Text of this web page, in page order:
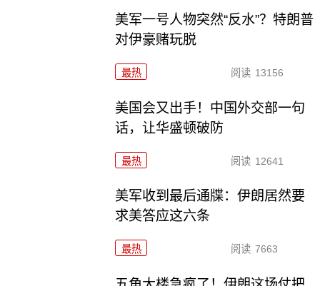
美军一号人物突然“反水”？特朗普
对伊豪赌玩脱
最热 阅读 13156
美国会又出手！中国外交部一句
话，让华盛顿破防
最热 阅读 12641
美军收到最后通牒：伊朗居然要
求美答应这六条
最热 阅读 7663